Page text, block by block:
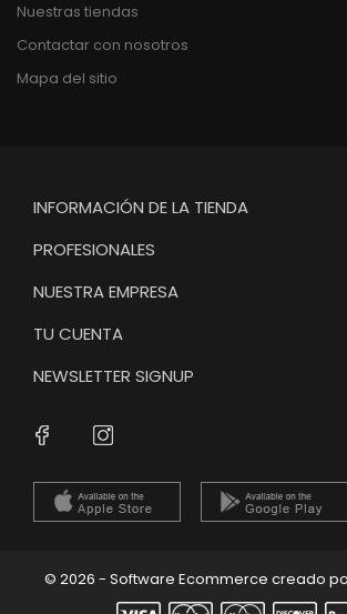
Nuestras tiendas
Contactar con nosotros
Mapa del sitio
INFORMACIÓN DE LA TIENDA
PROFESIONALES
NUESTRA EMPRESA
TU CUENTA
NEWSLETTER SIGNUP
Facebook
© 2026 - Software Ecommerce creado